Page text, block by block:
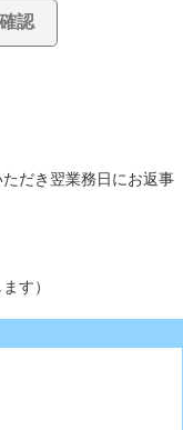
だき翌業務日にお返事
す）